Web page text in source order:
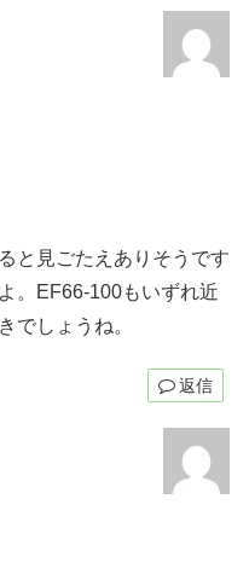
と見ごたえありそうです
。EF66-100もいずれ近
でしょうね。
返信